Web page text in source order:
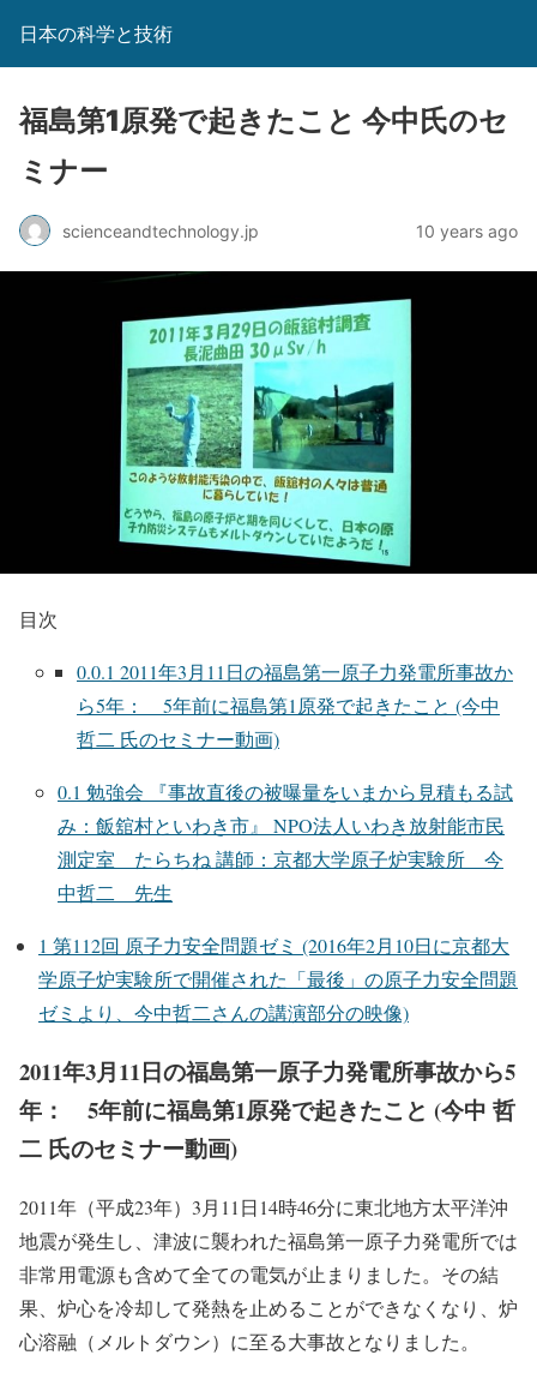
日本の科学と技術
福島第1原発で起きたこと 今中氏のセ
ミナー
scienceandtechnology.jp 10 years ago
目次
0.0.1 2011年3月11日の福島第一原子力発電所事故か
ら5年： 5年前に福島第1原発で起きたこと (今中
哲二 氏のセミナー動画)
0.1 勉強会 『事故直後の被曝量をいまから見積もる試
み：飯舘村といわき市』 NPO法人いわき放射能市民
測定室 たらちね 講師：京都大学原子炉実験所 今
中哲二 先生
1 第112回 原子力安全問題ゼミ (2016年2月10日に京都大
学原子炉実験所で開催された「最後」の原子力安全問題
ゼ­ミより、今中哲二さんの講演部分の映像)
2011年3月11日の福島第一原子力発電所事故から5
年： 5年前に福島第1原発で起きたこと (今中 哲
二 氏のセミナー動画)
2011年（平成23年）3月11日14時46分に東北地方太平洋沖
地震が発生し、津波に襲われた福島第一原子力発電所では
非常用電源も含めて全ての電気が止まりました。その結
果、炉心を冷却して発熱を止めることができなくなり、炉
心溶融（メルトダウン）に至る大事故となりました。